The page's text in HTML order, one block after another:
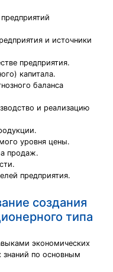
и источники
предприятия.
капитала.
баланса
и реализацию
уровня цены.
продаж.
предприятия.
создания
типа
экономических
знаний по основным